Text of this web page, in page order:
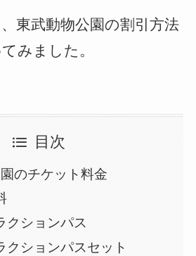
東武動物公園の割引方法
みました。
目次
のチケット料金
クションパス
クションパスセット